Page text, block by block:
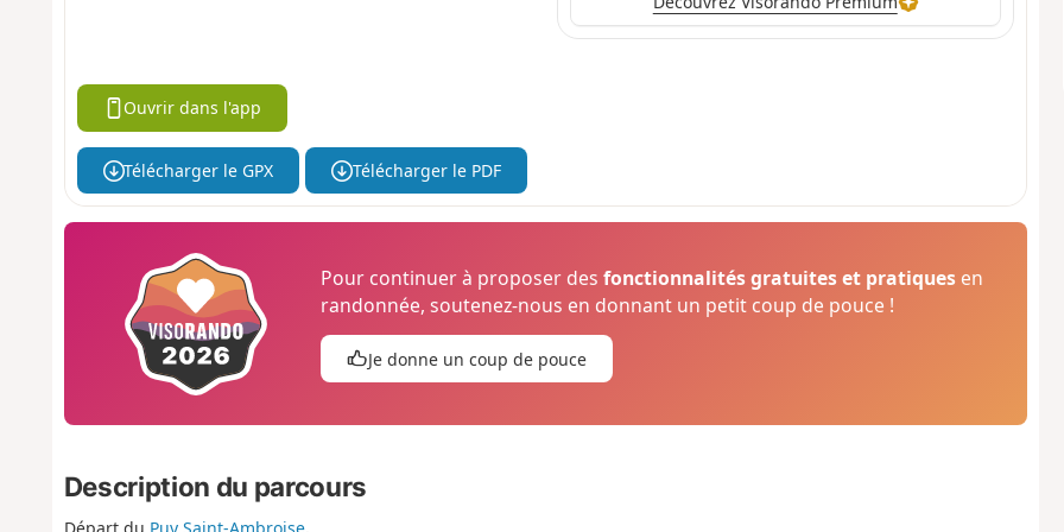
Ouvrir dans l'app
Télécharger le GPX Télécharger le PDF
Pour continuer à proposer desfonctionnalités gratuites et pratiques en
randonnée, soutenez-nous en donnant un petit coup de pouce !
Je donne un coup de pouce
Description du parcours